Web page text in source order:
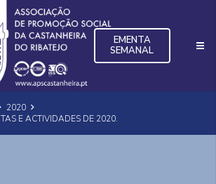
EMENTA
SEMANAL
2020
E ACTIVIDADES DE 2020.